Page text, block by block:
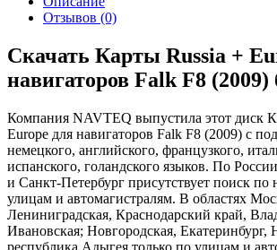
Отзывов (0)
Скачать Карты Russia +
навигаторов Falk F8 (2009)
Компания NAVTEQ выпустила этот диск
Europe для навигаторов Falk F8 (2009) с
немецкого, английского, французкого,
испанского, голандского языков. По
и Санкт-Петербург присутствует поиск по
улицам и автомагистралям. В областях
Лениниградская, Краснодарский край,
Ивановская; Новгородская,
республика Адыгея только по улицам и